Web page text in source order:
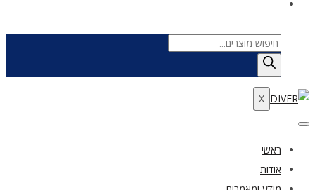
Products
search
X
ראשי
אודות